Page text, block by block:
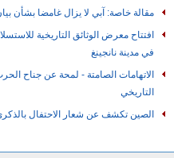
مقالة خاصة: آبي لا يزال غامضا بشأن
افتتاح معرض الوثائق التاريخية
في مدينة نانجينغ
الاتهامات الصامتة - لمحة عن جناح
التاريخي
الصين تكشف عن شعار الاحتفال بالذكرى